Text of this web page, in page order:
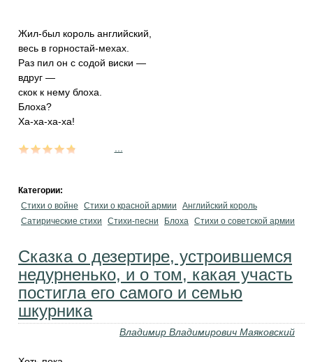
Жил-был король английский,
весь в горностай-мехах.
Раз пил он с содой виски —
вдруг —
скок к нему блоха.
Блоха?
Ха-ха-ха-ха!
Категории:
Стихи о войне
Стихи о красной армии
Английский король
Сатирические стихи
Стихи-песни Блоха Стихи о советской армии
Сказка о дезертире, устроившемся
недурненько, и о том, какая участь
постигла его самого и семью
шкурника
Владимир Владимирович Маяковский